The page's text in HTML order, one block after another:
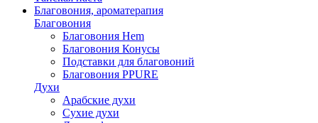
Благовония, ароматерапия
Благовония
Благовония Hem
Благовония Конусы
Подставки для благовоний
Благовония PPURE
Духи
Арабские духи
Сухие духи